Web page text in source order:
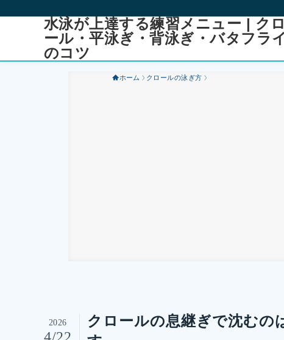
水泳が上達する練習メニュー | クロ
ール・平泳ぎ・背泳ぎ・バタフライ
のコツ
ホーム クロールの泳ぎ方
クロールの息継ぎで沈むの
2026